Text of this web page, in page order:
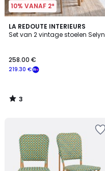
10% VANAF 2*
LA REDOUTE INTERIEURS
Set van 2 vintage stoelen Selyn
219.30 €
258.00 €
3
/
3
/